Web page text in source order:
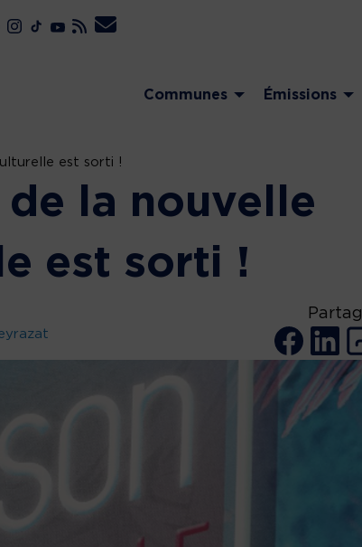
Communes Émissions
est sorti !
la nouvelle
est sorti !